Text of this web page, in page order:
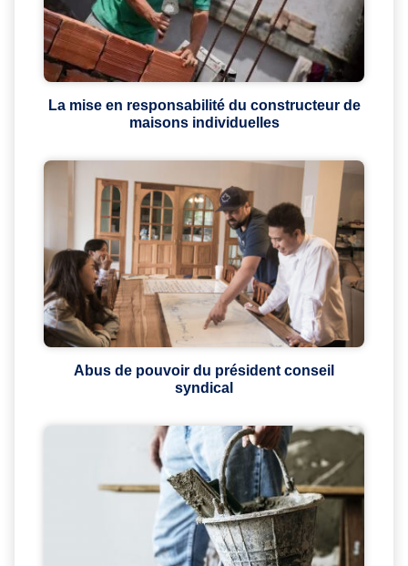
La mise en responsabilité du constructeur de
maisons individuelles
Abus de pouvoir du président conseil
syndical